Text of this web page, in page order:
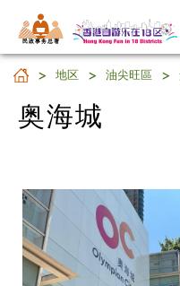
民 政 事 务 总 署
奥海城
地区 油尖旺區
奥海城